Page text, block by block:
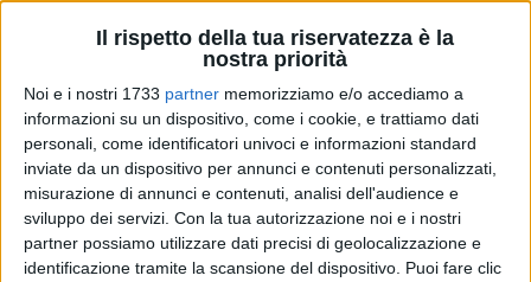
Il rispetto della tua riservatezza è la
nostra priorità
Noi e i nostri 1733 partner memorizziamo e/o accediamo a
informazioni su un dispositivo, come i cookie, e trattiamo dati
personali, come identificatori univoci e informazioni standard
inviate da un dispositivo per annunci e contenuti personalizzati,
misurazione di annunci e contenuti, analisi dell'audience e
sviluppo dei servizi. Con la tua autorizzazione noi e i nostri
partner possiamo utilizzare dati precisi di geolocalizzazione e
identificazione tramite la scansione del dispositivo. Puoi fare clic
7